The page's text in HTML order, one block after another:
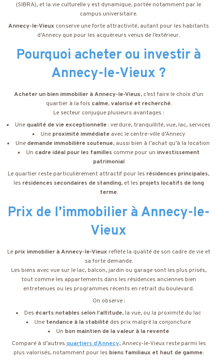
(SIBRA), et la vie culturelle y est dynamique, portée notamment par le
campus universitaire.
Annecy-le-Vieux conserve une forte attractivité, autant pour les habitants
d’Annecy que pour les acquéreurs venus de l’extérieur.
Pourquoi acheter ou investir à
Annecy-le-Vieux ?
Acheter un bien immobilier à Annecy-le-Vieux, c’est faire le choix d’un
quartier à la fois calme, valorisé et recherché.
Le secteur conjugue plusieurs avantages :
Une qualité de vie exceptionnelle : verdure, tranquillité, vue, lac, services
Une proximité immédiateavec le centre-ville d’Annecy
Une demande immobilière soutenue, aussi bien à l’achat qu’à la location
Un cadre idéal pour les famillescomme pour un investissement
patrimonial
Le quartier reste particulièrement attractif pour les résidences principales,
les résidences secondaires de standing, et les projets locatifs de long
terme.
Prix de l’immobilier à Annecy-le-
Vieux
Le prix immobilier à Annecy-le-Vieuxreflète la qualité de son cadre de vie et
sa forte demande.
Les biens avec vue sur le lac, balcon, jardin ou garage sont les plus prisés,
tout comme les appartements dans les résidences anciennes bien
entretenues ou les programmes récents en retrait du boulevard.
On observe :
Des écarts notables selon l’altitude, la vue, ou la proximité du lac
Une tendance à la stabilité des prix malgré la conjoncture
Un bon maintien de la valeur à la revente
Comparé à d’autres quartiers d’Annecy, Annecy-le-Vieux reste parmi les
plus valorisés, notamment pour les biens familiaux et haut de gamme.